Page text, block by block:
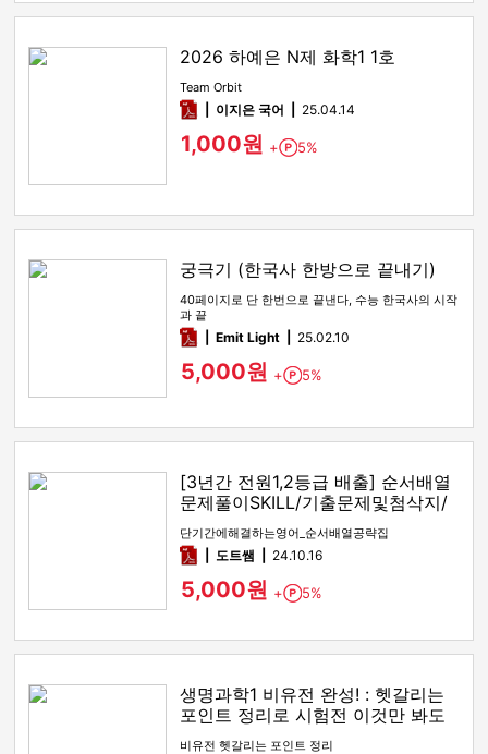
2026 하예은 N제 화학1 1호
Team Orbit
pdf이지은 국어 25.04.14
1,000원 + Point
5%
궁극기 (한국사 한방으로 끝내기)
40페이지로 단 한번으로 끝낸다, 수능 한국사의 시작
과 끝
pdfEmit Light 25.02.10
5,000원 + Point
5%
[3년간 전원1,2등급 배출] 순서배열
문제풀이SKILL/기출문제및첨삭지/
답지
단기간에해결하는영어_순서배열공략집
pdf도트쌤 24.10.16
5,000원 + Point
5%
생명과학1 비유전 완성! : 헷갈리는
포인트 정리로 시험전 이것만 봐도
만점!
비유전 헷갈리는 포인트 정리